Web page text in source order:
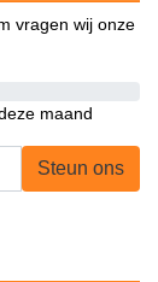
vragen wij onze
maand
Steun ons